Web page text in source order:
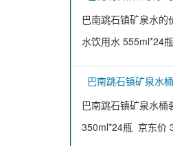
巴南跳石镇矿泉水
水饮用水 555ml*24
巴南跳石镇矿泉水
巴南跳石镇矿泉水
350ml*24瓶 京东价